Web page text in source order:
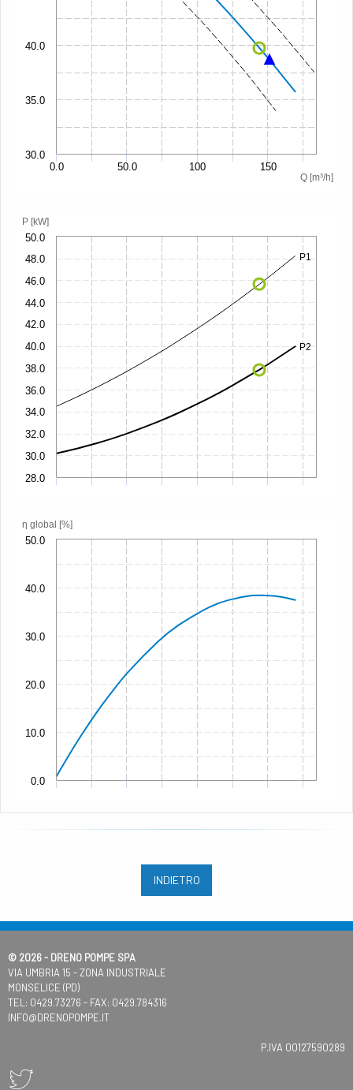
Q [m³/h]
0.0 50.0 100 150
30.0
35.0
40.0
P [kW]
P1
P2
28.0
30.0
32.0
34.0
36.0
38.0
40.0
42.0
44.0
46.0
48.0
50.0
η global [%]
0.0
10.0
20.0
30.0
40.0
50.0
INDIETRO
© 2026 - DRENO POMPE SPA
VIA UMBRIA 15 - ZONA INDUSTRIALE
MONSELICE (PD)
TEL: 0429.73276 - FAX: 0429.784316
INFO@DRENOPOMPE.IT
P.IVA 00127590289